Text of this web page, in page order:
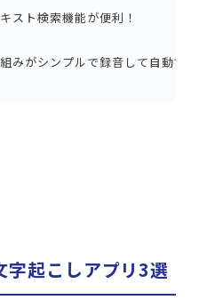
スト検索機能が便利！
みがシンプルで録音して自動で
字起こしアプリ3選